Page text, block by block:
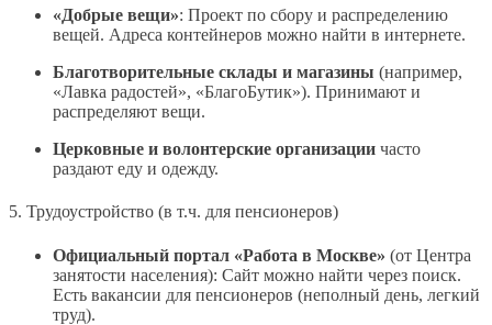
«Добрые вещи»: Проект по сбору и распределению
вещей. Адреса контейнеров можно найти в интернете.
Благотворительные склады и магазины (например,
«Лавка радостей», «БлагоБутик»). Принимают и
распределяют вещи.
Церковные и волонтерские организации часто
раздают еду и одежду.
5. Трудоустройство (в т.ч. для пенсионеров)
Официальный портал «Работа в Москве» (от Центра
занятости населения): Сайт можно найти через поиск.
Есть вакансии для пенсионеров (неполный день, легкий
труд).